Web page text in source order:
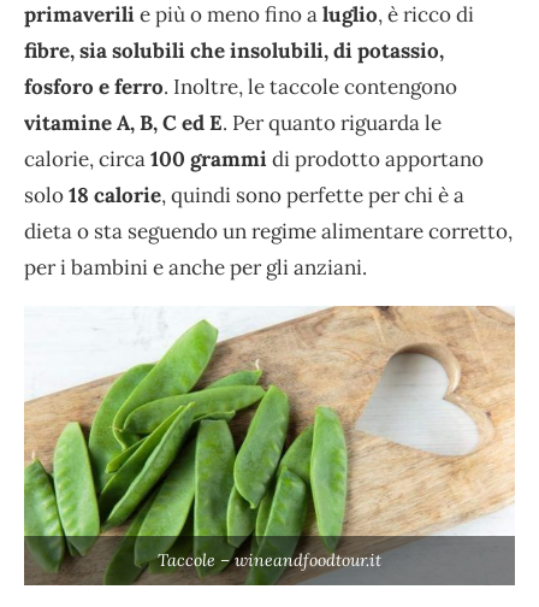
primaverilie più o meno fino aluglio, è ricco di
fibre, sia solubili che insolubili, di potassio,
fosforo e ferro. Inoltre, le taccole contengono
vitamine A, B, C ed E. Per quanto riguarda le
calorie, circa100 grammidi prodotto apportano
solo18 calorie, quindi sono perfette per chi è a
dieta o sta seguendo un regime alimentare corretto,
per i bambini e anche per gli anziani.
Taccole – wineandfoodtour.it